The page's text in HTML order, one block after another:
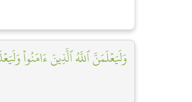
وَلَيَعۡلَمَنَّ ٱللَّهُ ٱلَّذِينَ ءَامَنُواْ